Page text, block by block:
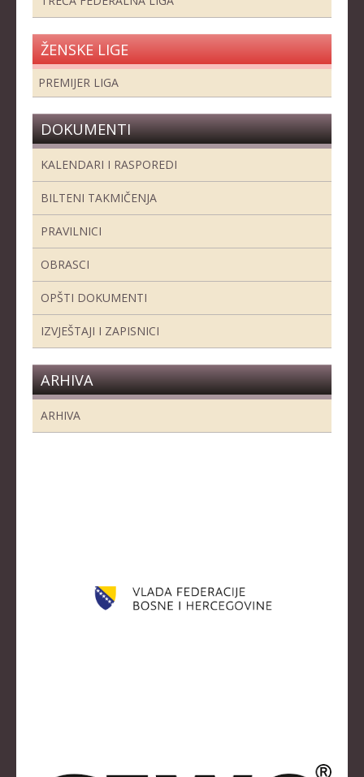
ŽENSKE LIGE
PREMIJER LIGA
DOKUMENTI
KALENDARI I RASPOREDI
BILTENI TAKMIČENJA
PRAVILNICI
OBRASCI
OPŠTI DOKUMENTI
IZVJEŠTAJI I ZAPISNICI
ARHIVA
ARHIVA